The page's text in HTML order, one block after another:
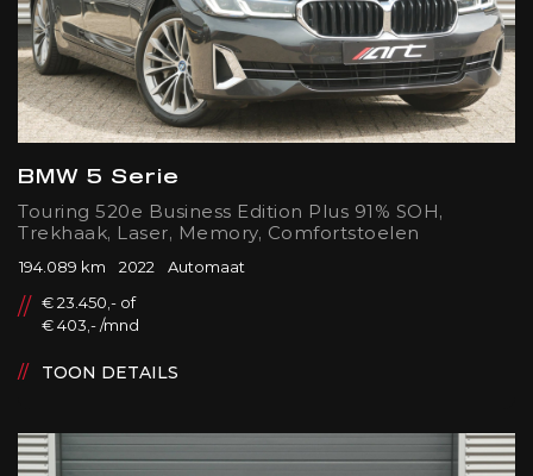
BMW 5 Serie
Touring 520e Business Edition Plus 91% SOH,
Trekhaak, Laser, Memory, Comfortstoelen
194.089 km 2022
Automaat
€ 23.450,- of
€ 403,- /mnd
TOON DETAILS